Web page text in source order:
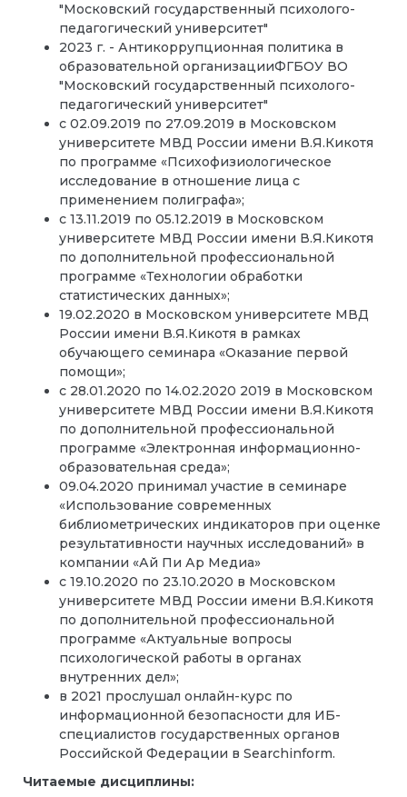
"Московский государственный психолого-
педагогический университет"
2023 г. - Антикоррупционная политика в
образовательной организацииФГБОУ ВО
"Московский государственный психолого-
педагогический университет"
с 02.09.2019 по 27.09.2019 в Московском
университете МВД России имени В.Я.Кикотя
по программе «Психофизиологическое
исследование в отношение лица с
применением полиграфа»;
с 13.11.2019 по 05.12.2019 в Московском
университете МВД России имени В.Я.Кикотя
по дополнительной профессиональной
программе «Технологии обработки
статистических данных»;
19.02.2020 в Московском университете МВД
России имени В.Я.Кикотя в рамках
обучающего семинара «Оказание первой
помощи»;
с 28.01.2020 по 14.02.2020 2019 в Московском
университете МВД России имени В.Я.Кикотя
по дополнительной профессиональной
программе «Электронная информационно-
образовательная среда»;
09.04.2020 принимал участие в семинаре
«Использование современных
библиометрических индикаторов при оценке
результативности научных исследований» в
компании «Ай Пи Ар Медиа»
с 19.10.2020 по 23.10.2020 в Московском
университете МВД России имени В.Я.Кикотя
по дополнительной профессиональной
программе «Актуальные вопросы
психологической работы в органах
внутренних дел»;
в 2021 прослушал онлайн-курс по
информационной безопасности для ИБ-
специалистов государственных органов
Российской Федерации в Searchinform.
Читаемые дисциплины: